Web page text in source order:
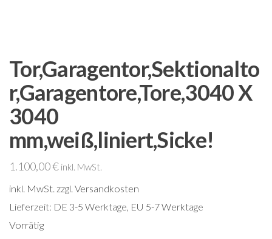
Tor,Garagentor,Sektionalto
r,Garagentore,Tore,3040 X
3040
mm,weiß,liniert,Sicke!
1.100,00€ inkl. MwSt.
inkl. MwSt. zzgl. Versandkosten
Lieferzeit: DE 3-5 Werktage, EU 5-7 Werktage
Vorrätig